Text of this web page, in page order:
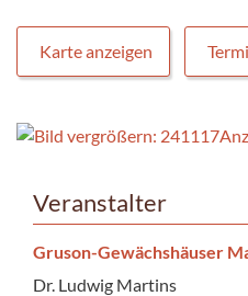
Karte anzeigen
Veranstalter
Gruson-Gewächshäuser
Dr. Ludwig Martins